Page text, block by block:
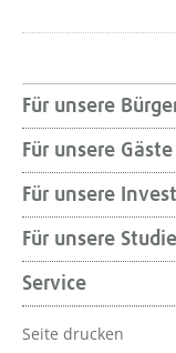
Für unsere
Für unsere Gäste
Für unsere
Für unsere
Service
Seite drucken